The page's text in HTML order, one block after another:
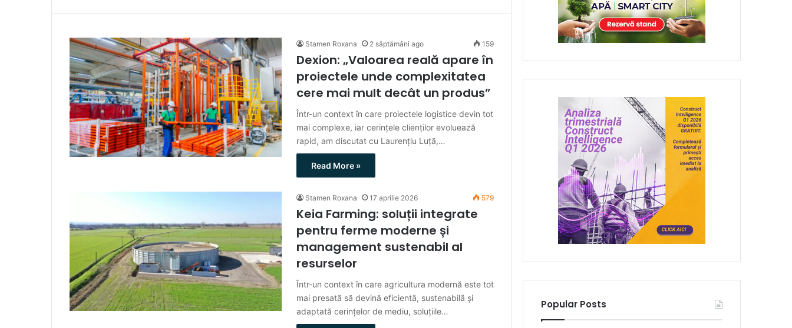
Stamen Roxana 2 săptămâni ago 159
Dexion: „Valoarea reală apare în
proiectele unde complexitatea
cere mai mult decât un produs”
Într-un context în care proiectele logistice devin tot
mai complexe, iar cerințele clienților evoluează
rapid, am discutat cu Laurențiu Luță,…
Read More »
Stamen Roxana 17 aprilie 2026 579
Keia Farming: soluții integrate
pentru ferme moderne și
management sustenabil al
resurselor
Într-un context în care agricultura modernă este tot
mai presată să devină eficientă, sustenabilă și
adaptată cerințelor de mediu, soluțiile…
Popular Posts